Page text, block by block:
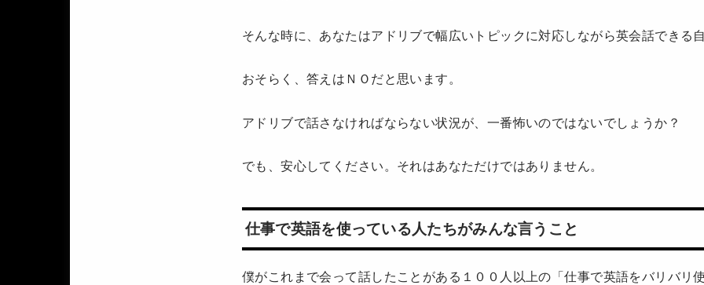
そんな時に、あなたはアドリブで幅広いトピックに対応しながら英会話できる
おそらく、答えはＮＯだと思います。
アドリブで話さなければならない状況が、一番怖いのではないでしょうか？
でも、安心してください。それはあなただけではありません。
仕事で英語を使っている人たちがみんな言うこと
僕がこれまで会って話したことがある１００人以上の「仕事で英語をバリバリ